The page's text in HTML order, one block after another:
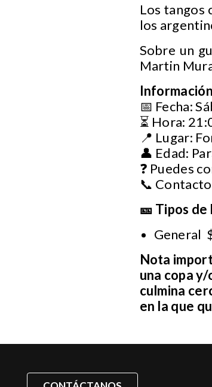
Los tangos
los
Sobre un
Martin
Información
📅 Fecha:
⏳ Hora:
📍 Lugar:
👤 Edad:
❓ Puedes
📞
🎫 Tipos
General
Nota
una copa
culmina
en la que